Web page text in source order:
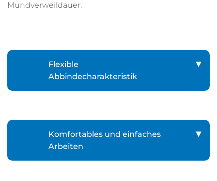
Mundverweildauer.
Flexible
Abbindecharakteristik
Komfortables und einfaches
Arbeiten